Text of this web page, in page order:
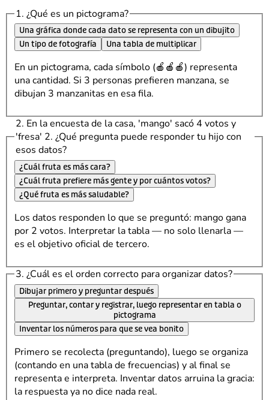
1. ¿Qué es un pictograma?
Una gráfica donde cada dato se representa con un dibujito
Un tipo de fotografía
Una tabla de multiplicar
En un pictograma, cada símbolo (🍎🍎🍎) representa
una cantidad. Si 3 personas prefieren manzana, se
dibujan 3 manzanitas en esa fila.
2. En la encuesta de la casa, 'mango' sacó 4 votos y
'fresa' 2. ¿Qué pregunta puede responder tu hijo con
esos datos?
¿Cuál fruta es más cara?
¿Cuál fruta prefiere más gente y por cuántos votos?
¿Qué fruta es más saludable?
Los datos responden lo que se preguntó: mango gana
por 2 votos. Interpretar la tabla — no solo llenarla —
es el objetivo oficial de tercero.
3. ¿Cuál es el orden correcto para organizar datos?
Dibujar primero y preguntar después
Preguntar, contar y registrar, luego representar en tabla o
pictograma
Inventar los números para que se vea bonito
Primero se recolecta (preguntando), luego se organiza
(contando en una tabla de frecuencias) y al final se
representa e interpreta. Inventar datos arruina la gracia:
la respuesta ya no dice nada real.